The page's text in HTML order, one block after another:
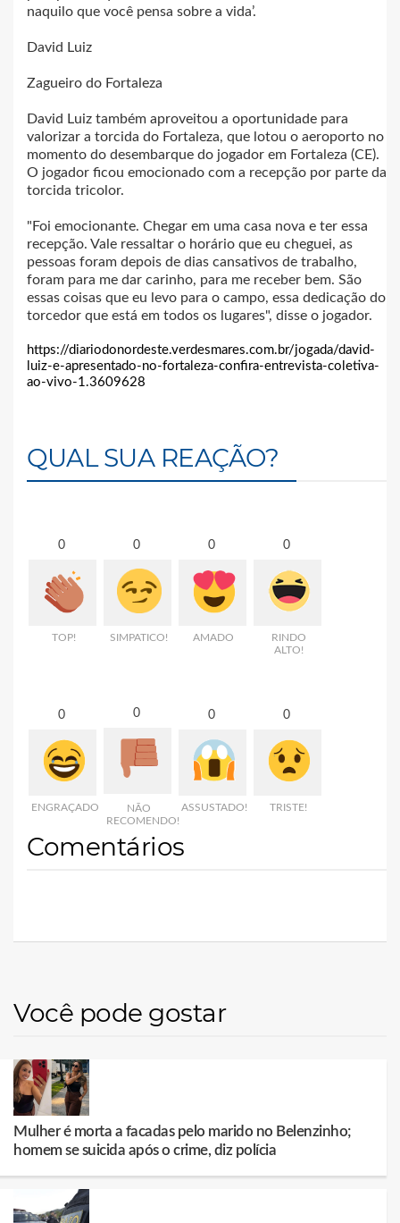
naquilo que você pensa sobre a vida’.
David Luiz
Zagueiro do Fortaleza
David Luiz também aproveitou a oportunidade para
valorizar a torcida do Fortaleza, que lotou o aeroporto no
momento do desembarque do jogador em Fortaleza (CE).
O jogador ficou emocionado com a recepção por parte da
torcida tricolor.
"Foi emocionante. Chegar em uma casa nova e ter essa
recepção. Vale ressaltar o horário que eu cheguei, as
pessoas foram depois de dias cansativos de trabalho,
foram para me dar carinho, para me receber bem. São
essas coisas que eu levo para o campo, essa dedicação do
torcedor que está em todos os lugares", disse o jogador.
https://diariodonordeste.verdesmares.com.br/jogada/david-
luiz-e-apresentado-no-fortaleza-confira-entrevista-coletiva-
ao-vivo-1.3609628
QUAL SUA REAÇÃO?
0
TOP!
0
SIMPATICO!
0
AMADO
0
RINDO
ALTO!
0
ENGRAÇADO
0
NÃO
RECOMENDO!
0
ASSUSTADO!
0
TRISTE!
Comentários
Você pode gostar
Mulher é morta a facadas pelo marido no Belenzinho;
homem se suicida após o crime, diz polícia